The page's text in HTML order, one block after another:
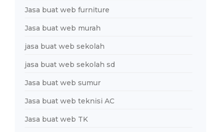
Jasa buat web furniture
Jasa buat web murah
jasa buat web sekolah
jasa buat web sekolah sd
Jasa buat web sumur
Jasa buat web teknisi AC
Jasa buat web TK